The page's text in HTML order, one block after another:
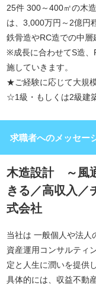
25件 300～400㎡の木
は、3,000万円～2億円
鉄骨造やRC造での中層
※成長に合わせてS造、
施していきます。
★ご経験に応じて大規
☆1級・もしくは2級建
求職者へのメッセー
木造設計 ～風
きる／高収入／
式会社
当社は 一般個人や法人
資産運用コンサルティ
定と人生に潤いを提供
具体的には、収益不動